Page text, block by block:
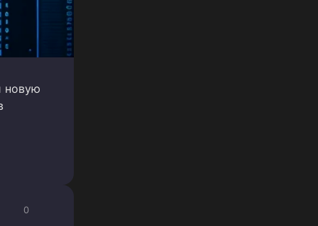
новую
0